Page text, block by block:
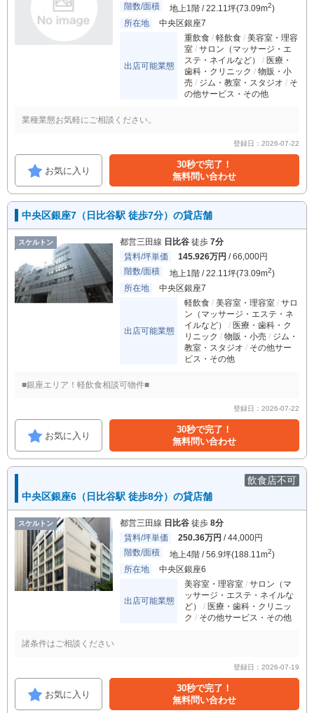
階数/面積
地上1階 / 22.11坪(73.09m2)
所在地
中央区銀座7
出店可能業態
重飲食 軽飲食
美容室・理容
室
サロン（マッサージ・エ
ステ・ネイルなど）
医療・
歯科・クリニック
物販・小
売
ジム・教室・スタジオ
そ
の他サービス・その他
業種業態お気軽にご相談ください。
登録日：2026-07-22
お気に入り
30秒で完了！
無料問い合わせ
中央区銀座7（日比谷駅 徒歩7分）の貸店舗
スケルトン 都営三田線 日比谷 徒歩 7分
賃料/坪単価
145.926万円 / 66,000円
階数/面積
地上1階 / 22.11坪(73.09m2)
所在地
中央区銀座7
出店可能業態
軽飲食 美容室・理容室
サロ
ン（マッサージ・エステ・ネ
イルなど）
医療・歯科・ク
リニック
物販・小売
ジム・
教室・スタジオ
その他サー
ビス・その他
■銀座エリア！軽飲食相談可物件■
登録日：2026-07-22
お気に入り
30秒で完了！
無料問い合わせ
飲食店不可
中央区銀座6（日比谷駅 徒歩8分）の貸店舗
スケルトン 都営三田線 日比谷 徒歩 8分
賃料/坪単価
250.36万円 / 44,000円
階数/面積
地上4階 / 56.9坪(188.11m2)
所在地
中央区銀座6
出店可能業態
美容室・理容室
サロン（マ
ッサージ・エステ・ネイルな
ど）
医療・歯科・クリニッ
ク
その他サービス・その他
諸条件はご相談ください
登録日：2026-07-19
お気に入り
30秒で完了！
無料問い合わせ